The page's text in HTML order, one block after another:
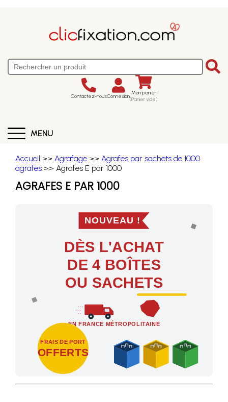
Contactez-nousConnexion Mon panier
(Panier vide)
MENU
Accueil >> Agrafage >> Agrafes par sachets de 1000
agrafes >> Agrafes E par 1000
AGRAFES E PAR 1000
NOUVEAU !
DÈS L'ACHAT
DE 4 BOÎTES
OU SACHETS
EN FRANCE MÉTROPOLITAINE
FRAIS DE PORT
OFFERTS
Profitez des Frais de port offerts en France métropolitaine